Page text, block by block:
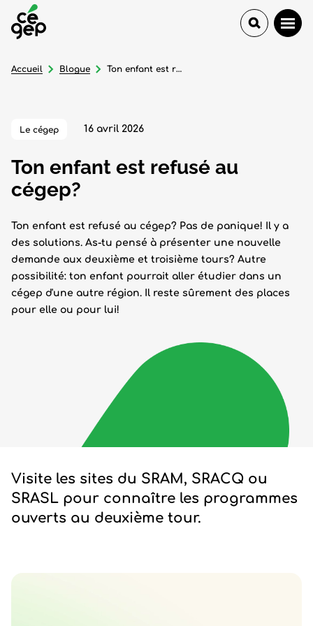
Le cégep 16 avril 2026
Ton enfant est refusé au
cégep?
Ton enfant est refusé au cégep? Pas de panique! Il y a
des solutions. As-tu pensé à présenter une nouvelle
demande aux deuxième et troisième tours? Autre
possibilité: ton enfant pourrait aller étudier dans un
cégep d'une autre région. Il reste sûrement des places
pour elle ou pour lui!
Accueil Blogue Ton enfant est refusé au cégep?
Visite les sites du SRAM, SRACQ ou
SRASL pour connaître les programmes
ouverts au deuxième tour.